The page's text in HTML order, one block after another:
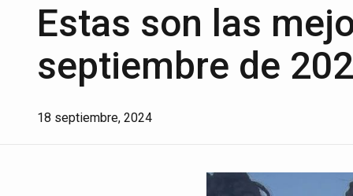
Estas son las
septiembre de
18 septiembre, 2024